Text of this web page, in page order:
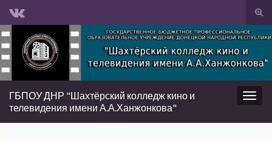
Вкл/
Search for:
Вкл/
ГБПОУ ДНР "Шахтёрский колледж кино и
телевидения имени А.А.Ханжонкова"